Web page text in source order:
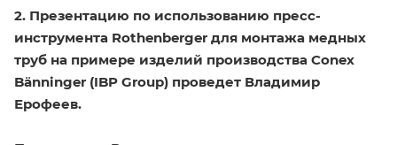
2. Презентацию по использованию пресс-
инструмента Rothenberger для монтажа медных
труб на примере изделий производства Conex
Bänninger (IBP Group) проведет Владимир
Ерофеев.